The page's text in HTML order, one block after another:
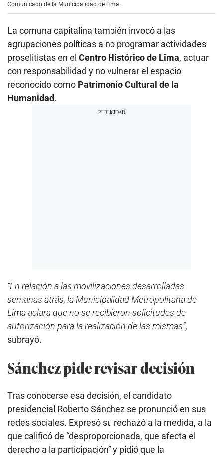
Comunicado de la Municipalidad de Lima.
La comuna capitalina también invocó a las
agrupaciones políticas a no programar actividades
proselitistas en el Centro Histórico de Lima, actuar
con responsabilidad y no vulnerar el espacio
reconocido como Patrimonio Cultural de la
Humanidad.
“En relación a las movilizaciones desarrolladas
semanas atrás, la Municipalidad Metropolitana de
Lima aclara que no se recibieron solicitudes de
autorización para la realización de las mismas”,
subrayó.
Sánchez pide revisar decisión
Tras conocerse esa decisión, el candidato
presidencial Roberto Sánchez se pronunció en sus
redes sociales. Expresó su rechazó a la medida, a la
que calificó de “desproporcionada, que afecta el
derecho a la participación” y pidió que la